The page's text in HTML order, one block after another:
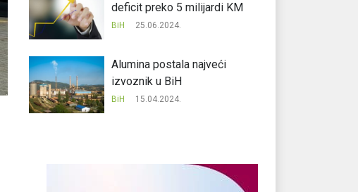
deficit preko 5 milijardi KM
BiH 25.06.2024.
Alumina postala najveći
izvoznik u BiH
BiH 15.04.2024.